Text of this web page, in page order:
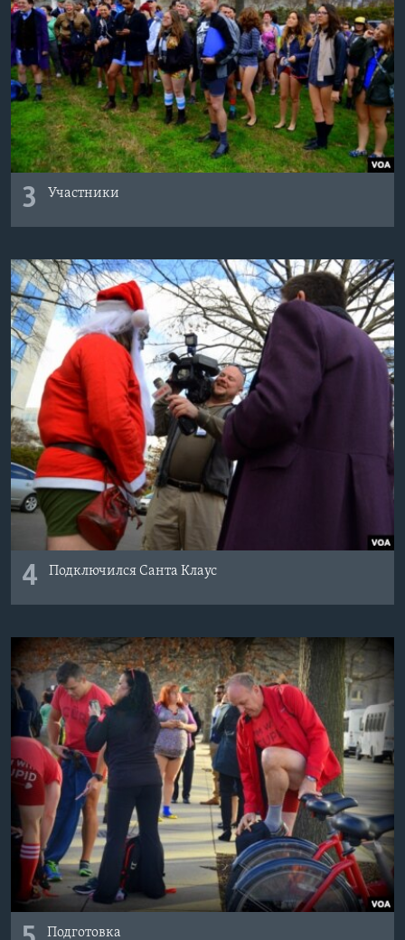
3 Участники
4 Подключился Санта Клаус
Подготовка